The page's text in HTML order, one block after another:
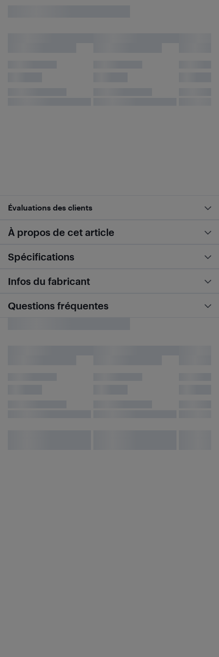
Évaluations des clients
À propos de cet article
Spécifications
Infos du fabricant
Questions fréquentes